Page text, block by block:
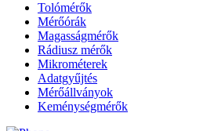
Tolómérők
Mérőórák
Magasságmérők
Rádiusz mérők
Mikrométerek
Adatgyűjtés
Mérőállványok
Keménységmérők